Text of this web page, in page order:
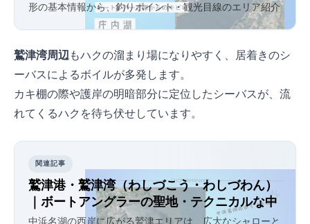
形の基本情報から、釣りポイント・観光目線のエリア紹介
まで網羅。浜名湖の東側・内海「庄内湖」はチヌトップの
光ハブも参照。
鷲津湾周辺もハクの溜まり場になりやすく、居着きのシ
ーバスによるボイルが多発します。
カキ棚の際や護岸の明暗部分に定位したシーバスが、流
れてくるハクを待ち伏せしています。
関連記事
鷲津港・鷲津湾（わしづこう・わしづわん）
｜ボートアングラーの聖地・テクニカルな中
浜名湖の難攻不落ポイント